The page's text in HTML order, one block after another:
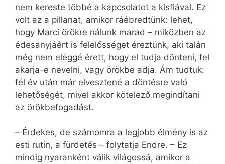
nem kereste többé a kapcsolatot a kisfiával. Ez
volt az a pillanat, amikor ráébredtünk: lehet,
hogy Marci örökre nálunk marad – miközben az
édesanyjáért is felelősséget éreztünk, aki talán
még nem eléggé érett, hogy el tudja dönteni, fel
akarja-e nevelni, vagy örökbe adja. Ám tudtuk:
fél év után már elvesztené a döntésre való
lehetőségét, mivel akkor kötelező megindítani
az örökbefogadást.
– Érdekes, de számomra a legjobb élmény is az
esti rutin, a fürdetés – folytatja Endre. – Ez
mindig nyaranként válik világossá, amikor a